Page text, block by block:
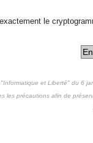
le
et Liberté" du 6
les précautions afin de